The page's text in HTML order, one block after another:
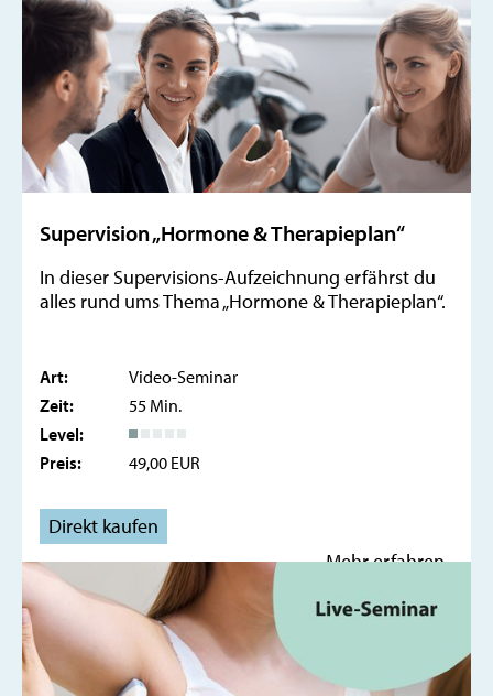
Supervision „Hormone & Therapieplan“
In dieser Supervisions-Aufzeichnung erfährst du
alles rund ums Thema „Hormone & Therapieplan“.
Art:
Video-Seminar
Zeit:
55 Min.
Level:
Preis:
49,00 EUR
Direkt kaufen
Mehr erfahren